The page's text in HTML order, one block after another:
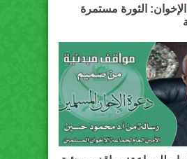
الثورة مستمرة